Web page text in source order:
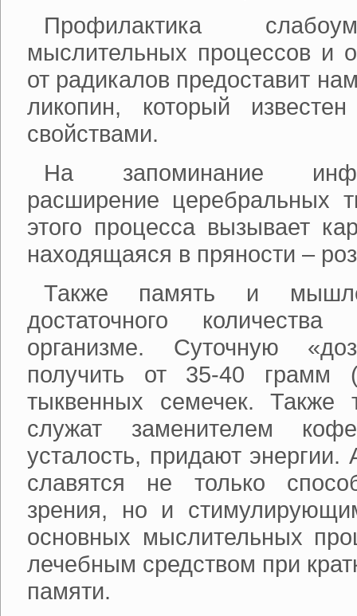
Профилактика
мыслительных процессов и
от радикалов предоставит
ликопин, который
свойствами.
На запоминание
расширение церебральных
этого процесса вызывает
находящаяся в пряности –
Также память и
достаточного
организме. Суточную
получить от 35-40 грамм
тыквенных семечек. Также
служат заменителем
усталость, придают энергии.
славятся не только
зрения, но и
основных мыслительных
лечебным средством при
памяти.